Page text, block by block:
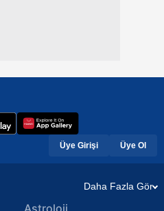
Üye Girişi Üye Ol
Daha Fazla Gör